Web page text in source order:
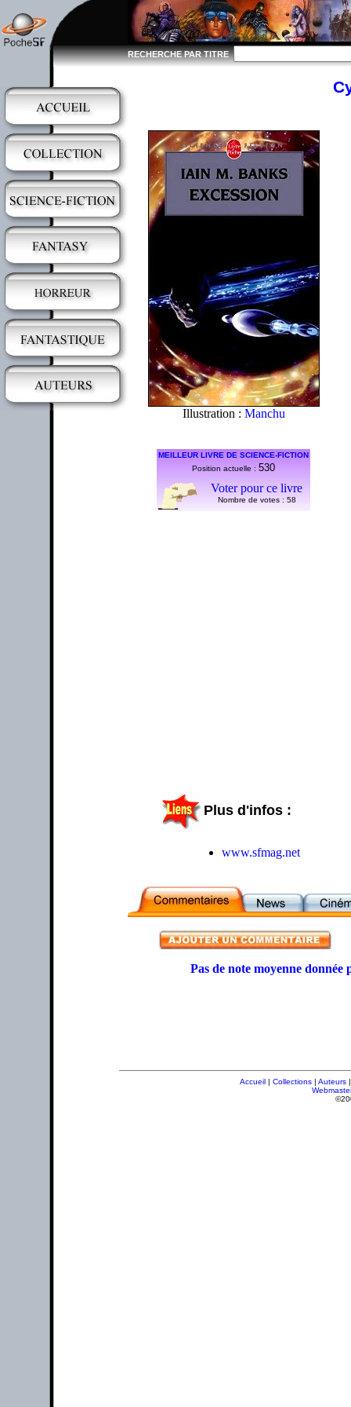
RECHERCHE PAR TITRE
Illustration : Manchu
MEILLEUR LIVRE DE SCIENCE-FICTION
Position actuelle : 530
Voter pour ce livre
Nombre de votes : 58
Plus d'infos :
www.sfmag.net
Pas de note moyenne
Accueil | Collections | Auteurs